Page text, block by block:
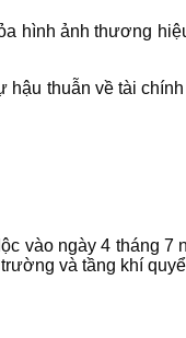
hình ảnh thương
hậu thuẫn về tài
vào ngày 4 tháng 7
và tầng khí